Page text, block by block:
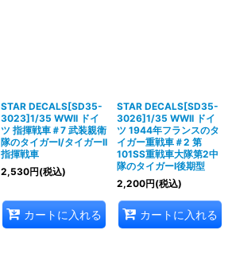
STAR DECALS[SD35-
3023]1/35 WWII ドイ
ツ 指揮戦車＃7 武装親衛
隊のタイガーI/タイガーII
指揮戦車
2,530円(税込)
カートに入れる
STAR DECALS[SD35-
3026]1/35 WWII ドイ
ツ 1944年フランスのタ
イガー重戦車＃2 第
101SS重戦車大隊第2中
隊のタイガーI後期型
2,200円(税込)
カートに入れる